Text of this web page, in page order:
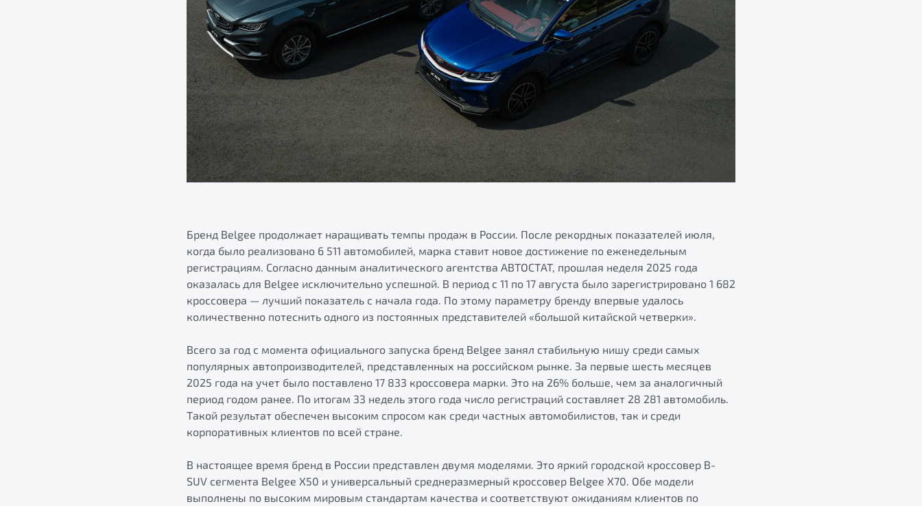
Бренд Belgee продолжает наращивать темпы продаж в России. После рекордных показателей июля,
когда было реализовано 6 511 автомобилей, марка ставит новое достижение по еженедельным
регистрациям. Согласно данным аналитического агентства АВТОСТАТ, прошлая неделя 2025 года
оказалась для Belgee исключительно успешной. В период с 11 по 17 августа было зарегистрировано 1 682
кроссовера — лучший показатель с начала года. По этому параметру бренду впервые удалось
количественно потеснить одного из постоянных представителей «большой китайской четверки».
Всего за год с момента официального запуска бренд Belgee занял стабильную нишу среди самых
популярных автопроизводителей, представленных на российском рынке. За первые шесть месяцев
2025 года на учет было поставлено 17 833 кроссовера марки. Это на 26% больше, чем за аналогичный
период годом ранее. По итогам 33 недель этого года число регистраций составляет 28 281 автомобиль.
Такой результат обеспечен высоким спросом как среди частных автомобилистов, так и среди
корпоративных клиентов по всей стране.
В настоящее время бренд в России представлен двумя моделями. Это яркий городской кроссовер B-
SUV сегмента Belgee X50 и универсальный среднеразмерный кроссовер Belgee X70. Обе модели
выполнены по высоким мировым стандартам качества и соответствуют ожиданиям клиентов по